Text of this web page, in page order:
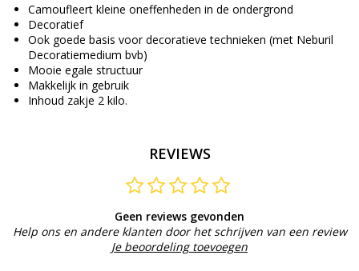
Camoufleert kleine oneffenheden in de ondergrond
Decoratief
Ook goede basis voor decoratieve technieken (met Neburil
Decoratiemedium bvb)
Mooie egale structuur
Makkelijk in gebruik
Inhoud zakje 2 kilo.
REVIEWS
Geen reviews gevonden
Help ons en andere klanten door het schrijven van een review
Je beoordeling toevoegen